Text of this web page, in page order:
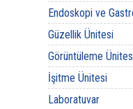
Endoskopi ve
Güzellik Ünitesi
Görüntüleme
İşitme Ünitesi
Laboratuvar